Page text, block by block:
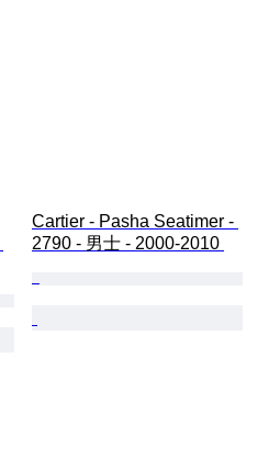
Cartier - Pasha Seatimer -
2790 - 男士 - 2000-2010